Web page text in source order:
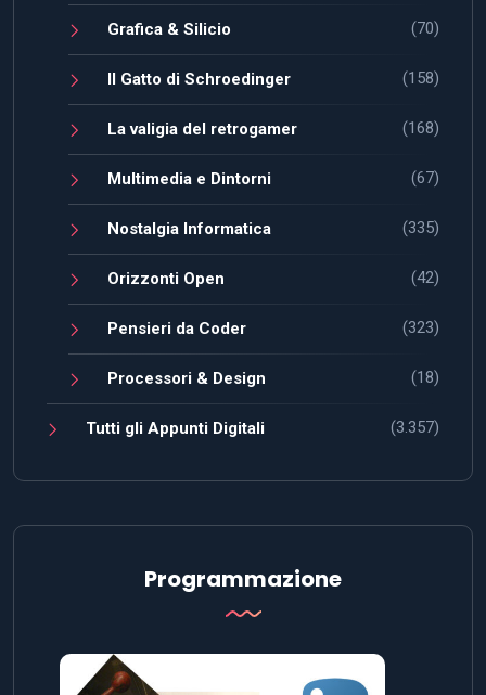
Grafica & Silicio (70)
Il Gatto di Schroedinger (158)
La valigia del retrogamer (168)
Multimedia e Dintorni (67)
Nostalgia Informatica (335)
Orizzonti Open (42)
Pensieri da Coder (323)
Processori & Design (18)
Tutti gli Appunti Digitali (3.357)
Programmazione